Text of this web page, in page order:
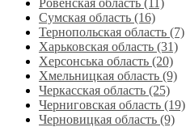
Сумская область‎ (16)
Тернопольская область‎ (7)
Харьковская область‎ (31)
Херсонська область‎ (20)
Хмельницкая область‎ (9)
Черкасская область‎ (25)
Черниговская область (19)
Черновицкая область (9)